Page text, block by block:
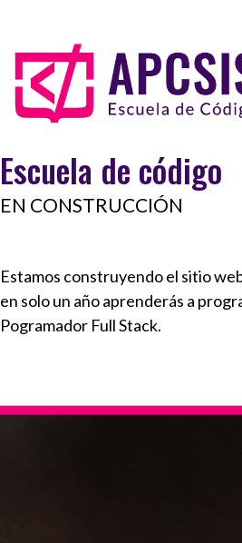
Escuela de código
EN CONSTRUCCIÓN
Estamos construyendo el sitio
en solo un año aprenderás a
Pogramador Full Stack.